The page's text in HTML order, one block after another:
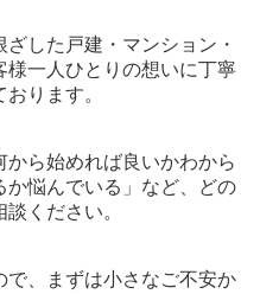
した戸建・マンション・
様一人ひとりの想いに丁寧
ります。
から始めれば良いかわから
か悩んでいる」など、どの
ください。
、まずは小さなご不安か